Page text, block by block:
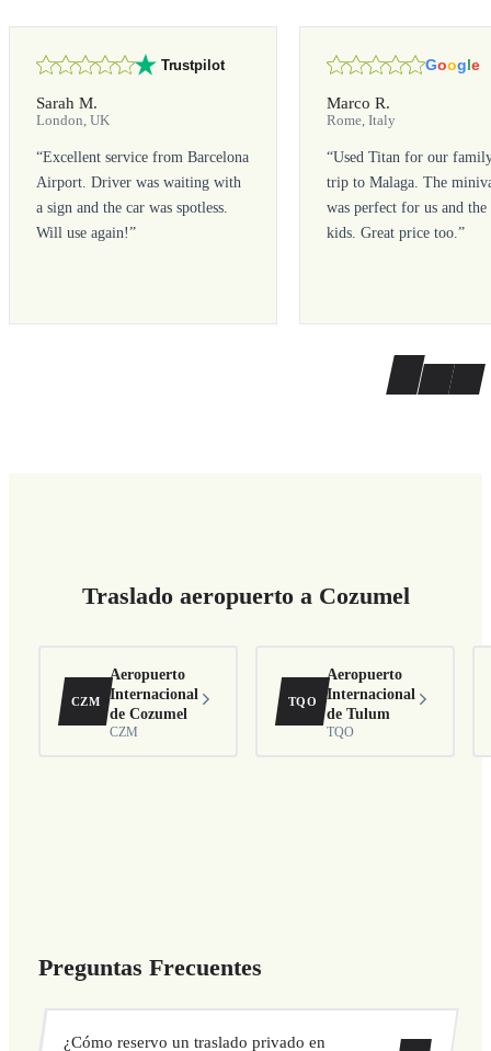
Trustpilot
Sarah M.
London, UK
“Excellent service from Barcelona
Airport. Driver was waiting with
a sign and the car was spotless.
Will use again!”
Google
Marco R.
Rome, Italy
“Used Titan for our
trip to Malaga. The
was perfect for us and the
kids. Great price too.”
Traslado aeropuerto a Cozumel
CZM
Aeropuerto
Internacional
de Cozumel
CZM
TQO
Aeropuerto
Internacional
de Tulum
TQO
Preguntas Frecuentes
¿Cómo reservo un traslado privado en